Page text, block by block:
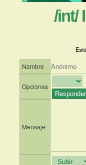
/int/
Nombre
Opciones
Mensaje